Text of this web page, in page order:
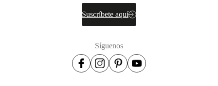
Suscríbete aquí
Síguenos